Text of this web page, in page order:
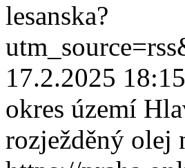
lesanska?
17.2.2025
okres území
rozježděný olej